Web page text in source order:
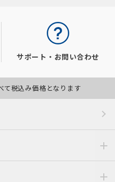
サポート・お問い合わせ
税込み価格となります